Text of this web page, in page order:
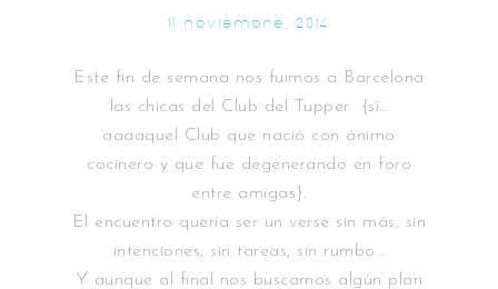
11 NOVIEMBRE, 2014
Este fin de semana nos fuimos a Barcelona
las chicas del Club del Tupper {sí…
aaaaquel Club que nació con ánimo
cocinero y que fue degenerando en foro
entre amigas}.
El encuentro quería ser un verse sin más, sin
intenciones, sin tareas, sin rumbo…
Y aunque al final nos buscamos algún plan